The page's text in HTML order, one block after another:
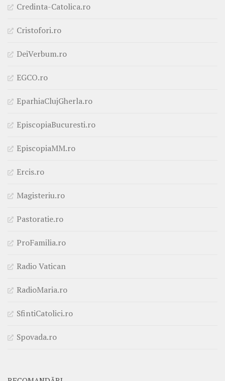
Credinta-Catolica.ro
Cristofori.ro
DeiVerbum.ro
EGCO.ro
EparhiaClujGherla.ro
EpiscopiaBucuresti.ro
EpiscopiaMM.ro
Ercis.ro
Magisteriu.ro
Pastoratie.ro
ProFamilia.ro
Radio Vatican
RadioMaria.ro
SfintiCatolici.ro
Spovada.ro